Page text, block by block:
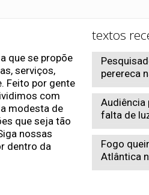
que se propõe
serviços,
Feito por gente
com
modesta de
que seja tão
nossas
dentro da
textos
perereca
Audiência
falta de
Fogo
Atlântica